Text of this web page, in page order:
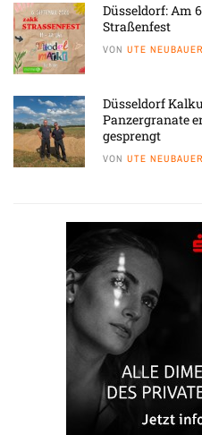
Düsseldorf: Am
Straßenfest
VON UTE NEUBAUER
Düsseldorf
Panzergranate
gesprengt
VON UTE NEUBAUER